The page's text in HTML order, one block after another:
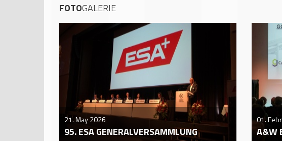
FOTOGALERIE
21. May 2026
95. ESA GENERALVERSAMMLUNG
01.
A&W